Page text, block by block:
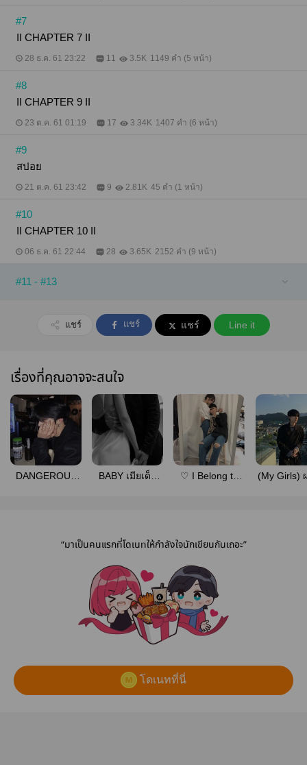
#7
II CHAPTER 7 II
28 ธ.ค. 61 23:22 11 3.5K 1149 คำ (5 หน้า)
#8
II CHAPTER 9 II
23 ต.ค. 61 01:19 17 3.34K 1407 คำ (6 หน้า)
#9
สปอย
21 ต.ค. 61 23:42 9 2.81K 45 คำ (1 หน้า)
#10
II CHAPTER 10 II
06 ธ.ค. 61 22:44 28 3.65K 2152 คำ (9 หน้า)
#11 - #13
แชร์ แชร์ แชร์ Line it
เรื่องที่คุณอาจจะสนใจ
DANGEROUS
BABY เมียเด็ก
♡ I Belong to
(My Girls)
“มาเป็นคนแรกที่โดเนทให้กำลังใจนักเขียนกันเถอะ”
โดเนทที่นี่